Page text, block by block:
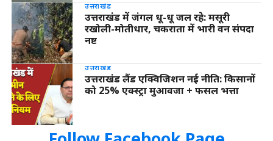
उत्तराखंड
उत्तराखंड में जंगल धू-धू जल रहे: मसूरी
रखोली-मोतीधार, चकराता में भारी वन संपदा
नष्ट
उत्तराखंड
उत्तराखंड लैंड एक्विजिशन नई नीति: किसानों
को 25% एक्स्ट्रा मुआवजा + फसल भत्ता